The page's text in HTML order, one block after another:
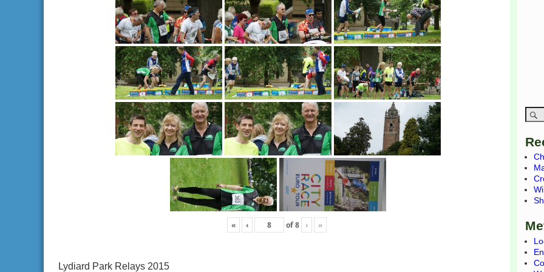
« ‹ of8 › »
Lydiard Park Relays 2015